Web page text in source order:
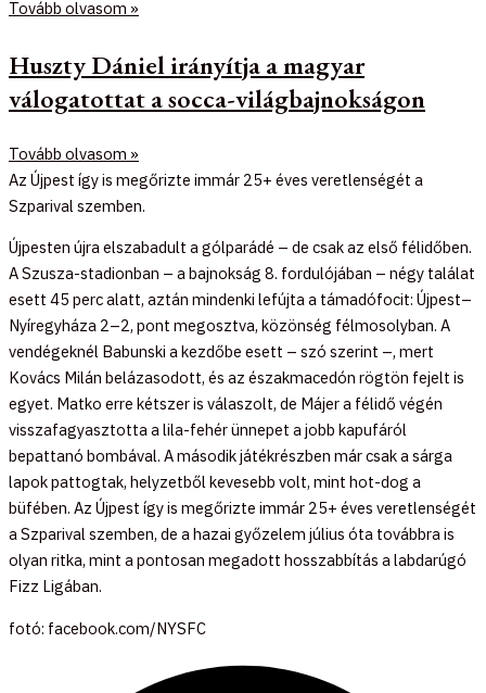
Tovább olvasom »
Huszty Dániel irányítja a magyar
válogatottat a socca-világbajnokságon
Tovább olvasom »
Az Újpest így is megőrizte immár 25+ éves veretlenségét a
Szparival szemben.
Újpesten újra elszabadult a gólparádé – de csak az első félidőben.
A Szusza-stadionban – a bajnokság 8. fordulójában – négy találat
esett 45 perc alatt, aztán mindenki lefújta a támadófocit: Újpest–
Nyíregyháza 2–2, pont megosztva, közönség félmosolyban. A
vendégeknél Babunski a kezdőbe esett – szó szerint –, mert
Kovács Milán belázasodott, és az északmacedón rögtön fejelt is
egyet. Matko erre kétszer is válaszolt, de Májer a félidő végén
visszafagyasztotta a lila-fehér ünnepet a jobb kapufáról
bepattanó bombával. A második játékrészben már csak a sárga
lapok pattogtak, helyzetből kevesebb volt, mint hot-dog a
büfében. Az Újpest így is megőrizte immár 25+ éves veretlenségét
a Szparival szemben, de a hazai győzelem július óta továbbra is
olyan ritka, mint a pontosan megadott hosszabbítás a labdarúgó
Fizz Ligában.
fotó: facebook.com/NYSFC